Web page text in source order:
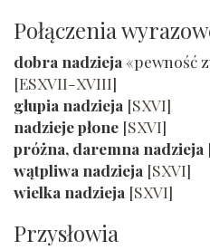
Połączenia
dobra nadzieja «pewność
[ESXVII-XVIII]
głupia nadzieja [SXVI]
nadzieje płone [SXVI]
próżna, daremna nadzieja
wątpliwa nadzieja [SXVI]
wielka nadzieja [SXVI]
Przysłowia